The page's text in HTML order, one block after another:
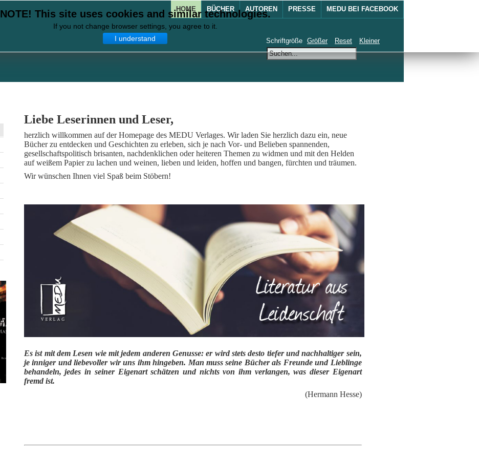
HOME BÜCHER AUTOREN PRESSE MEDU BEI FACEBOOK
NOTE! This site uses cookies and similar technologies.
If you not change browser settings, you agree to it.
I understand
Schriftgröße Größer Reset Kleiner
Liebe Leserinnen und Leser,
herzlich willkommen auf der Homepage des MEDU Verlages. Wir laden Sie herzlich dazu ein, neue
Bücher zu entdecken und Geschichten zu erleben, sich je nach Vor- und Belieben spannenden,
gesellschaftspolitisch brisanten, nachdenklichen oder heiteren Themen zu widmen und mit den Helden
auf weißem Papier zu lachen und weinen, lieben und leiden, hoffen und bangen, fürchten und träumen.
Wir wünschen Ihnen viel Spaß beim Stöbern!
Es ist mit dem Lesen wie mit jedem anderen Genusse: er wird stets desto tiefer und nachhaltiger sein,
je inniger und liebevoller wir uns ihm hingeben. Man muss seine Bücher als Freunde und Lieblinge
behandeln, jedes in seiner Eigenart schätzen und nichts von ihm verlangen, was dieser Eigenart
fremd ist.
(Hermann Hesse)